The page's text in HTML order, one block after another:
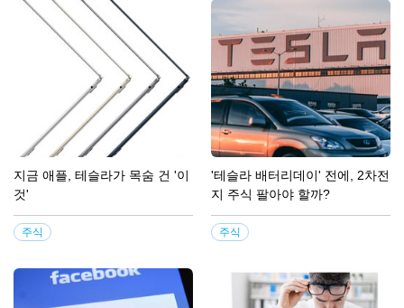
지금 애플, 테슬라가 목숨 건 '이
것'
주식
'테슬라 배터리데이' 전에, 2차전
지 주식 팔아야 할까?
주식